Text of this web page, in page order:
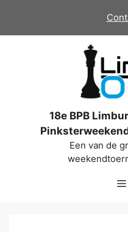
de
18e BPB
Een van de